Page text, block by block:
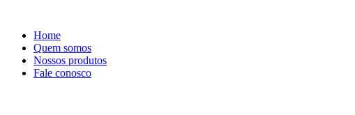
conteúdo
Home
Quem somos
Nossos produtos
Fale conosco